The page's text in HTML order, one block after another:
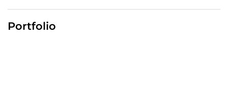
Création de flyers, dépliants, brochures, affiches et
Portfolio